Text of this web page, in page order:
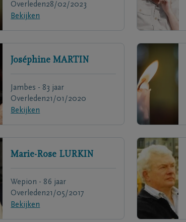
Overleden28/02/2023
Bekijken
Joséphine MARTIN
Jambes - 83 jaar
Overleden21/01/2020
Bekijken
Marie-Rose LURKIN
Wepion - 86 jaar
Overleden21/05/2017
Bekijken